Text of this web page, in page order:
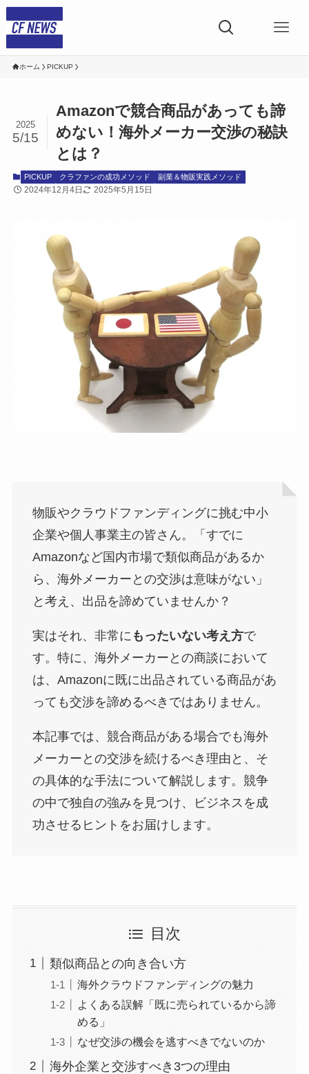
ホーム PICKUP
Amazonで競合商品があっても諦
めない！海外メーカー交渉の秘訣
とは？
2025
5/15
PICKUP クラファンの成功メソッド 副業＆物販実践メソッド
2024年12月4日 2025年5月15日
物販やクラウドファンディングに挑む中小
企業や個人事業主の皆さん。「すでに
Amazonなど国内市場で類似商品があるか
ら、海外メーカーとの交渉は意味がない」
と考え、出品を諦めていませんか？
実はそれ、非常に もったいない考え方で
す。特に、海外メーカーとの商談において
は、Amazonに既に出品されている商品があ
っても交渉を諦めるべきではありません。
本記事では、競合商品がある場合でも海外
メーカーとの交渉を続けるべき理由と、そ
の具体的な手法について解説します。競争
の中で独自の強みを見つけ、ビジネスを成
功させるヒントをお届けします。
目次
類似商品との向き合い方
海外クラウドファンディングの魅力
よくある誤解「既に売られているから諦
める」
なぜ交渉の機会を逃すべきでないのか
海外企業と交渉すべき3つの理由